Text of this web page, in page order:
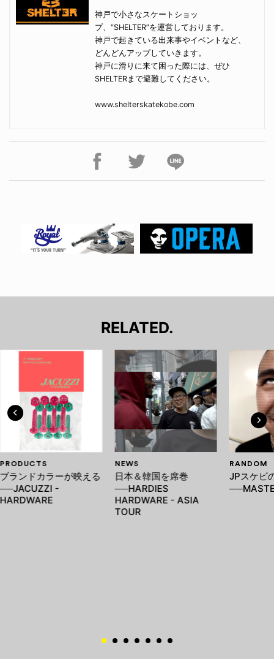
神戸で小さなスケートショッ
プ、“SHELTER”を運営しております。
神戸で起きている出来事やイベントなど、
どんどんアップしていきます。
神戸に滑りに来て困った際には、ぜひ
SHELTERまで避難してください。
www.shelterskatekobe.com
RELATED.
PRODUCTS
ブランドカラーが映える
──JACUZZI -
HARDWARE
NEWS
日本＆韓国を席巻
──HARDIES
HARDWARE - ASIA
TOUR
RANDOM
JPスケビ